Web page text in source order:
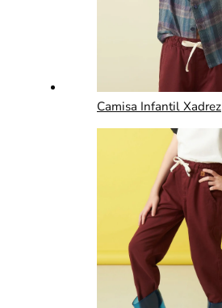
Camisa Infantil Xadrez